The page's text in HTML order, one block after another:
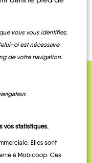
vous vous identifiez,
ci est nécessaire
de votre navigation.
vos statistiques.
Elles sont
à Mobicoop. Ces